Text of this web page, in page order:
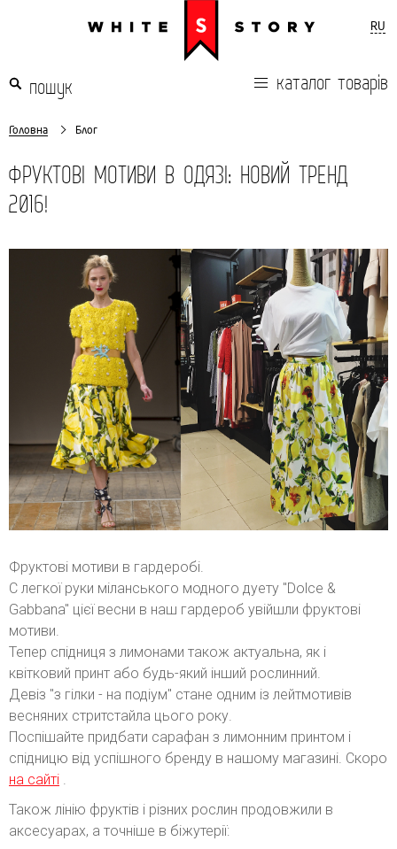
RU
каталог товарів
Головна Блог
ФРУКТОВІ МОТИВИ В ОДЯЗІ: НОВИЙ ТРЕНД
2016!
Фруктові мотиви в гардеробі.
C легкої руки міланського модного дуету "Dolce &
Gabbana" цієї весни в наш гардероб увійшли фруктові
мотиви.
Тепер спідниця з лимонами також актуальна, як і
квітковий принт або будь-який інший рослинний.
Девіз "з гілки - на подіум" стане одним із лейтмотивів
весняних стритстайла цього року.
Поспішайте придбати сарафан з лимонним принтом і
спідницю від успішного бренду в нашому магазині. Скоро
на сайті .
Також лінію фруктів і різних рослин продовжили в
аксесуарах, а точніше в біжутерії: